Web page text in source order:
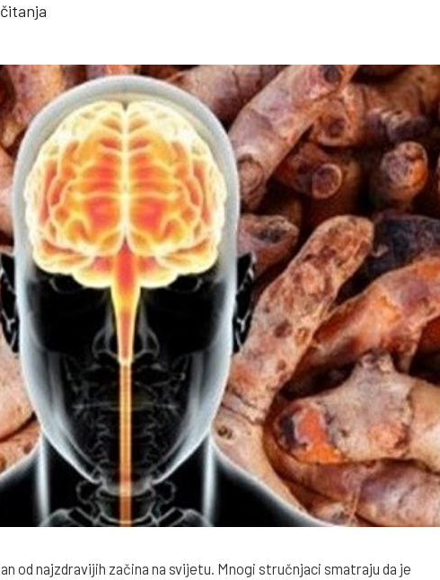
od najzdravijih začina na svijetu. Mnogi stručnjaci smatraju da je